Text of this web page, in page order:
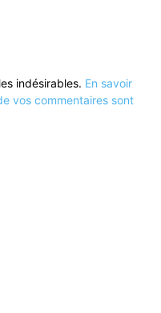
indésirables. En savoir
vos commentaires sont